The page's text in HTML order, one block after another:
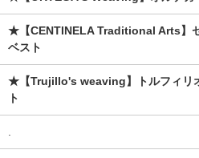
★【CENTINELA Traditional Arts】
ベスト
★【Trujillo's weaving】トルフィリ
ト
.